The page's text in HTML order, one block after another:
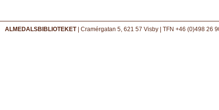
ALMEDALSBIBLIOTEKET| Cramérgatan 5, 621 57 Visby | TFN +46 (0)498 26